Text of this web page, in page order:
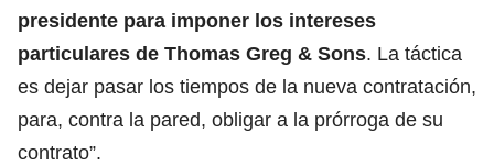
presidente para imponer los intereses
particulares de Thomas Greg & Sons. La táctica
es dejar pasar los tiempos de la nueva contratación,
para, contra la pared, obligar a la prórroga de su
contrato”.